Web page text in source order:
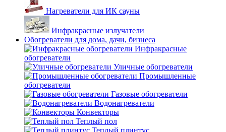
Нагреватели для ИК сауны
Инфракрасные излучатели
Обогреватели для дома, дачи, бизнеса
Инфракрасные
обогреватели
Уличные обогреватели
Промышленные
обогреватели
Газовые обогреватели
Водонагреватели
Конвекторы
Теплый пол
Теплый плинтус